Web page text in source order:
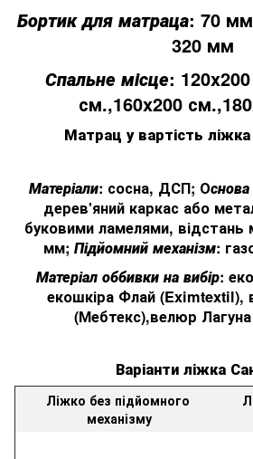
Бортик для матраца: 70
320 мм
Спальне місце:
см.,160x200
Матрац у вартість
Матеріали: сосна, ДСП; Основа
дерев'яний каркас або
буковими ламелями, відстань
мм; Підйомний механізм:
Матеріал оббивки на вибір:
екошкіра Флай (Eximtextil),
(Мебтекс),велюр
Варіанти ліжка
Ліжко без підйомного
механізму